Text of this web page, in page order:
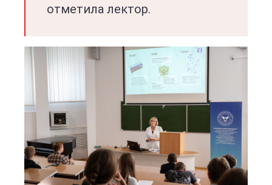
отметила лектор.